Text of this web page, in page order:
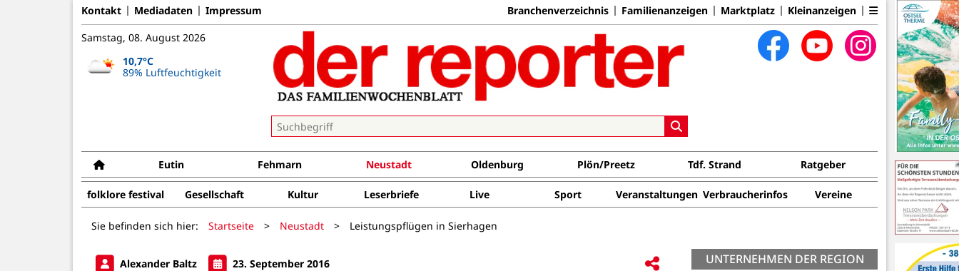
Kontakt Mediadaten Impressum Branchenverzeichnis Familienanzeigen Marktplatz Kleinanzeigen
Samstag, 08. August 2026
10,7°C
89% Luftfeuchtigkeit
Eutin Fehmarn Neustadt Oldenburg Plön/Preetz Tdf. Strand Ratgeber
folklore festival Gesellschaft Kultur Leserbriefe Live Sport Veranstaltungen Verbraucherinfos Vereine
Sie befinden sich hier: Startseite > Neustadt > Leistungspflügen in Sierhagen
Alexander Baltz 23. September 2016 UNTERNEHMEN DER REGION